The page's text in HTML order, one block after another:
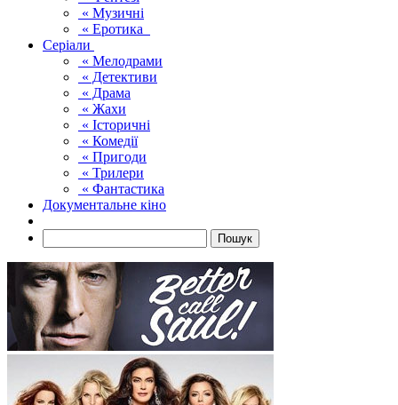
« Музичні
« Еротика
Серіали
« Мелодрами
« Детективи
« Драма
« Жахи
« Історичні
« Комедії
« Пригоди
« Трилери
« Фантастика
Документальне кіно
Пошук